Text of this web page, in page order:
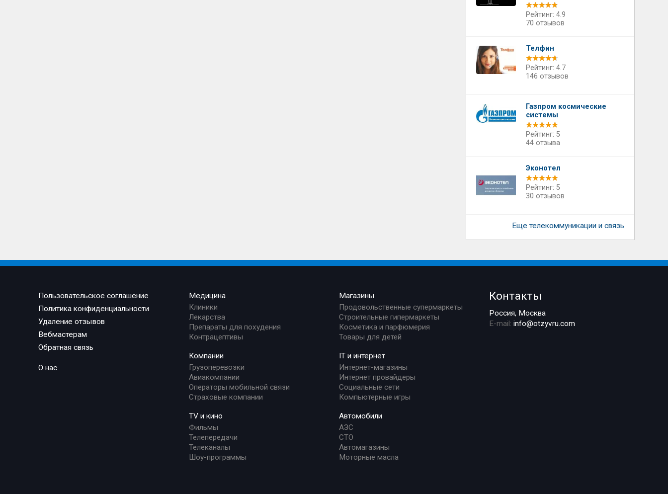
Рейтинг: 4.9
70 отзывов
Телфин
Рейтинг: 4.7
146 отзывов
Газпром космические
системы
Рейтинг: 5
44 отзыва
Эконотел
Рейтинг: 5
30 отзывов
Еще телекоммуникации и связь
Пользовательское соглашение
Политика конфиденциальности
Удаление отзывов
Вебмастерам
Обратная связь
О нас
Медицина
Клиники
Лекарства
Препараты для похудения
Контрацептивы
Компании
Грузоперевозки
Авиакомпании
Операторы мобильной связи
Страховые компании
TV и кино
Фильмы
Телепередачи
Телеканалы
Шоу-программы
Магазины
Продовольственные супермаркеты
Строительные гипермаркеты
Косметика и парфюмерия
Товары для детей
IT и интернет
Интернет-магазины
Интернет провайдеры
Социальные сети
Компьютерные игры
Автомобили
АЗС
СТО
Автомагазины
Моторные масла
Контакты
Россия, Москва
E-mail:info@otzyvru.com